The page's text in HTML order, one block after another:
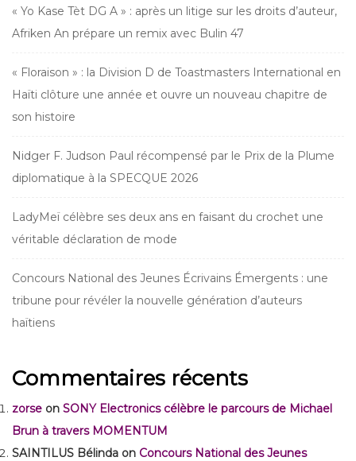
« Yo Kase Tèt DG A » : après un litige sur les droits d’auteur,
Afriken An prépare un remix avec Bulin 47
« Floraison » : la Division D de Toastmasters International en
Haïti clôture une année et ouvre un nouveau chapitre de
son histoire
Nidger F. Judson Paul récompensé par le Prix de la Plume
diplomatique à la SPECQUE 2026
LadyMeï célèbre ses deux ans en faisant du crochet une
véritable déclaration de mode
Concours National des Jeunes Écrivains Émergents : une
tribune pour révéler la nouvelle génération d’auteurs
haïtiens
Commentaires récents
zorse on SONY Electronics célèbre le parcours de Michael
Brun à travers MOMENTUM
SAINTILUS Bélinda on Concours National des Jeunes